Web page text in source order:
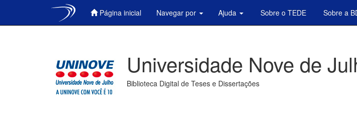
Página inicial Navegar por Ajuda Sobre o TEDE Sobre a
Universidade Nove de
Biblioteca Digital de Teses e Dissertações